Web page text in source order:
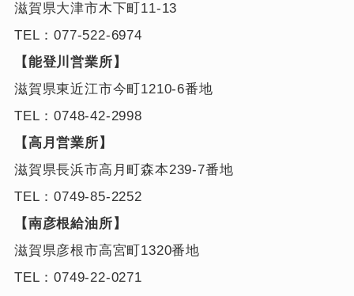
滋賀県大津市木下町11-13
TEL：077-522-6974
【能登川営業所】
滋賀県東近江市今町1210-6番地
TEL：0748-42-2998
【高月営業所】
滋賀県長浜市高月町森本239-7番地
TEL：0749-85-2252
【南彦根給油所】
滋賀県彦根市高宮町1320番地
TEL：0749-22-0271